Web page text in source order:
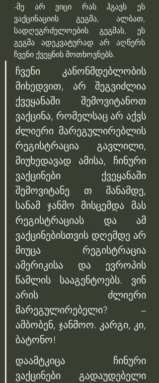
-მე არ ვიცი რას ჰგავს ეს
ვაქცინაციის გეგმა, ალბათ,
სადღეგრძელოების გეგმას, ეს
გეგმა ადეკვატურად არ აღწერს
ჩვენი ქვეყნის მოთხოვნებს.
ჩვენი კანონმდებლობის
მიხედვით, არ შეგვიძლია
ქვეყანაში შემოვიტანოთ
ვაქცინა, რომელსაც არ აქვს
ძლიერი მარეგულირებლის
რეგისტრაცია გავლილი,
მიუხედავად ამისა, ჩინური
ვაქცინები ქვეყანაში
შემოვიტანე თ მანამდე,
სანამ ჯანმო მისცემდა მას
რეგისტრაციას და ამ
ვაქცინებისთვის დღემდე არ
მიუცა რეგისტრაცია
ამერიკისა და ევროპის
წამლის სააგენტოებს. ვინ
არის ძლიერი
მარეგულირებელი? –
ამბობენ, ჯანმოო. კარგი, კი,
ბატონო!
დაამტკიცა ჩინური
ვაქცინები გადაუდებელი